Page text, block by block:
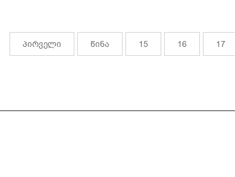
პირველი წინა 15 16 17